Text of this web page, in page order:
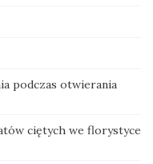
podczas otwierania
ciętych we florystyce